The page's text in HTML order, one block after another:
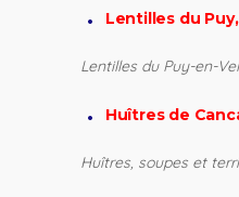
Lentilles du Puy,
Lentilles du Puy-en-
Huîtres de
Huîtres, soupes et